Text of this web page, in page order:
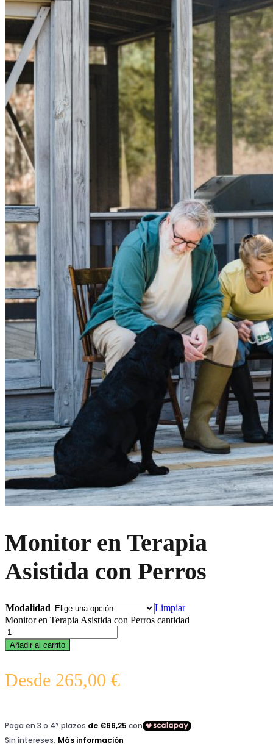
Monitor en Terapia
Asistida con Perros
Modalidad
Limpiar
Monitor en Terapia Asistida con Perros cantidad
Añadir al carrito
Desde 265,00 €